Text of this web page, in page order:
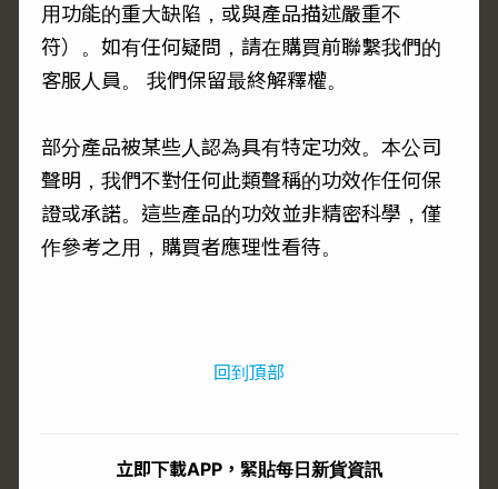
用功能的重大缺陷，或與產品描述嚴重不
符）。如有任何疑問，請在購買前聯繫我們的
客服人員。 我們保留最終解釋權。
部分產品被某些人認為具有特定功效。本公司
聲明，我們不對任何此類聲稱的功效作任何保
證或承諾。這些產品的功效並非精密科學，僅
作參考之用，購買者應理性看待。
回到頂部
立即下載APP，緊貼每日新貨資訊